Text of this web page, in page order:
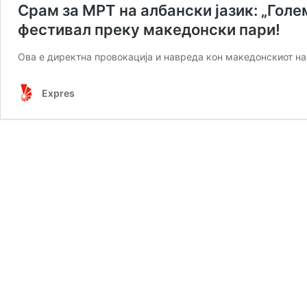
Срам за МРТ на албански јазик:
фестивал преку македонски пари!
Ова е директна провокација и навреда кон македонскиот
Expres